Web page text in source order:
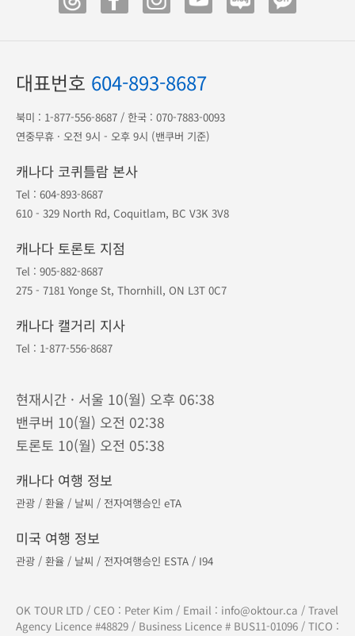
대표번호 604-893-8687
북미 : 1-877-556-8687 / 한국 : 070-7883-0093
연중무휴 · 오전 9시 - 오후 9시 (밴쿠버 기준)
캐나다 코퀴틀람 본사
Tel : 604-893-8687
610 - 329 North Rd, Coquitlam, BC V3K 3V8
캐나다 토론토 지점
Tel : 905-882-8687
275 - 7181 Yonge St, Thornhill, ON L3T 0C7
캐나다 캘거리 지사
Tel : 1-877-556-8687
현재시간 · 서울 10(월) 오후 06:38
밴쿠버 10(월) 오전 02:38
토론토 10(월) 오전 05:38
캐나다 여행 정보
관광 / 환율 / 날씨 / 전자여행승인 eTA
미국 여행 정보
관광 / 환율 / 날씨 / 전자여행승인 ESTA / I94
OK TOUR LTD / CEO : Peter Kim / Email : info@oktour.ca / Travel
Agency Licence #48829 / Business Licence # BUS11-01096 / TICO :